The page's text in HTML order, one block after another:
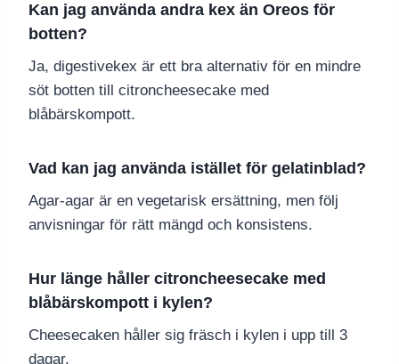
Kan jag använda andra kex än Oreos för
botten?
Ja, digestivekex är ett bra alternativ för en mindre
söt botten till citroncheesecake med
blåbärskompott.
Vad kan jag använda istället för gelatinblad?
Agar-agar är en vegetarisk ersättning, men följ
anvisningar för rätt mängd och konsistens.
Hur länge håller citroncheesecake med
blåbärskompott i kylen?
Cheesecaken håller sig fräsch i kylen i upp till 3
dagar.